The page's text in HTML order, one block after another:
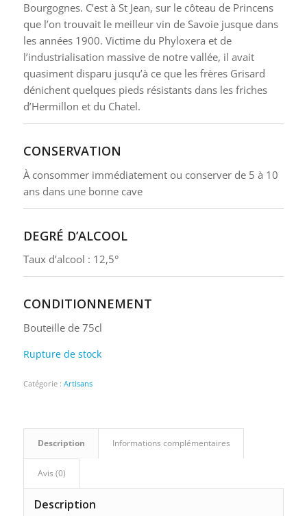
Bourgognes. C’est à St Jean, sur le côteau de Princens
que l’on trouvait le meilleur vin de Savoie jusque dans
les années 1900. Victime du Phyloxera et de
l’industrialisation massive de notre vallée, il avait
quasiment disparu jusqu’à ce que les frères Grisard
dénichent quelques pieds résistants dans les friches
d’Hermillon et du Chatel.
CONSERVATION
À consommer immédiatement ou conserver de 5 à 10
ans dans une bonne cave
DEGRÉ D’ALCOOL
Taux d’alcool : 12,5°
CONDITIONNEMENT
Bouteille de 75cl
Rupture de stock
Catégorie : Artisans
Description Informations complémentaires
Avis (0)
Description